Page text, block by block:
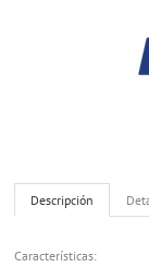
Descripción
Características: